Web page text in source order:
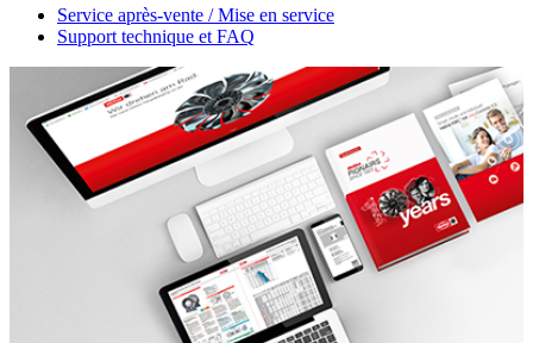
Service après-vente / Mise en service
Support technique et FAQ